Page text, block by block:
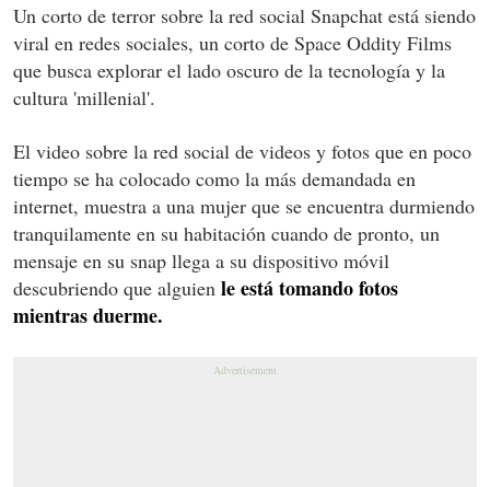
Un corto de terror sobre la red social Snapchat está siendo
viral en redes sociales, un corto de Space Oddity Films
que busca explorar el lado oscuro de la tecnología y la
cultura 'millenial'.
El video sobre la red social de videos y fotos que en poco
tiempo se ha colocado como la más demandada en
internet, muestra a una mujer que se encuentra durmiendo
tranquilamente en su habitación cuando de pronto, un
mensaje en su snap llega a su dispositivo móvil
descubriendo que alguien le está tomando fotos
mientras duerme.